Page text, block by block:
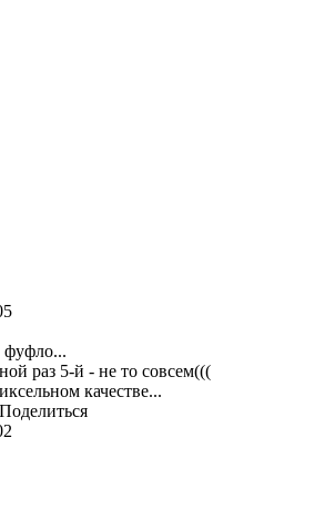
раз 5-й - не то совсем(((
качестве...
Поделиться